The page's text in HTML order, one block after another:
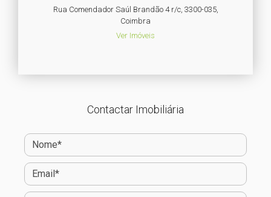
Rua Comendador Saúl Brandão 4 r/c, 3300-035,
Coimbra
Ver Imóveis
Contactar Imobiliária